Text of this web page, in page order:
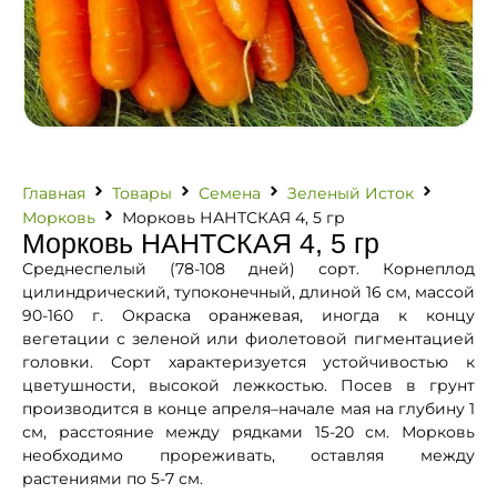
Главная Товары Семена
Зеленый Исток
Морковь
Морковь НАНТСКАЯ 4, 5 гр
Морковь НАНТСКАЯ 4, 5 гр
Среднеспелый (78-108 дней) сорт. Корнеплод
цилиндрический, тупоконечный, длиной 16 см, массой
90-160 г. Окраска оранжевая, иногда к концу
вегетации с зеленой или фиолетовой пигментацией
головки. Сорт характеризуется устойчивостью к
цветушности, высокой лежкостью. Посев в грунт
производится в конце апреля–начале мая на глубину 1
см, расстояние между рядками 15-20 см. Морковь
необходимо прореживать, оставляя между
растениями по 5-7 см.